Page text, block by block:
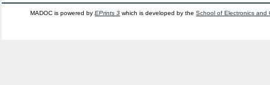
MADOC is powered byEPrints 3 which is developed by theSchool of Electronics and